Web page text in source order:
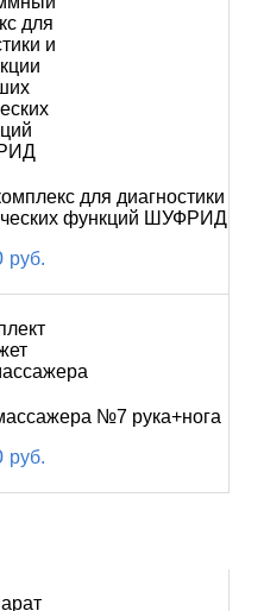
для диагностики
функций ШУФРИД
руб.
№7 рука+нога
руб.